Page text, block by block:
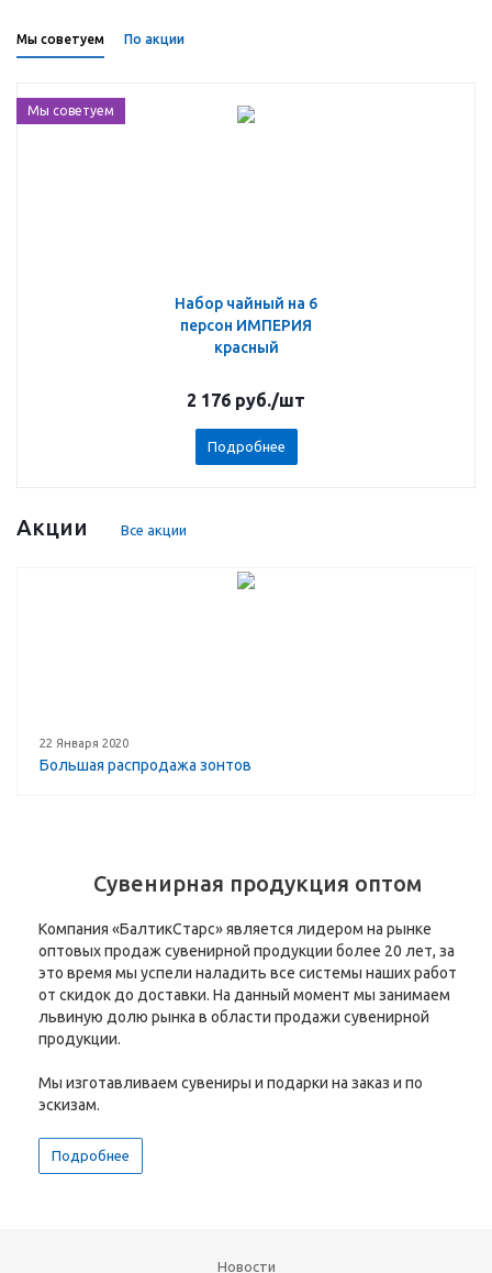
Мы советуем По акции
Мы советуем
Набор чайный на 6
персон ИМПЕРИЯ
красный
2 176 руб./шт
Подробнее
Акции Все акции
22 Января 2020
Большая распродажа зонтов
Сувенирная продукция оптом
Компания «БалтикСтарс» является лидером на рынке
оптовых продаж сувенирной продукции более 20 лет, за
это время мы успели наладить все системы наших работ
от скидок до доставки. На данный момент мы занимаем
львиную долю рынка в области продажи сувенирной
продукции.
Мы изготавливаем сувениры и подарки на заказ и по
эскизам.
Подробнее
Новости